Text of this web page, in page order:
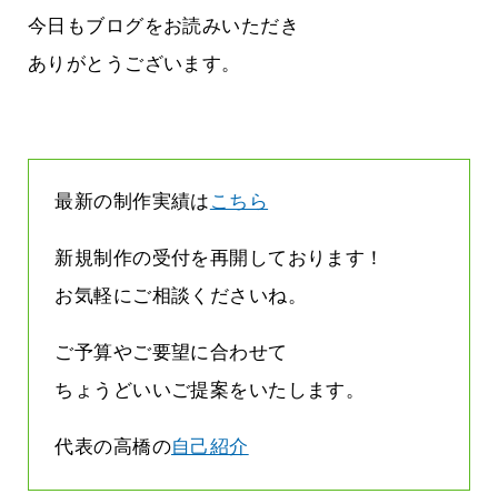
今日もブログをお読みいただき
ありがとうございます。
最新の制作実績は こちら
新規制作の受付を再開しております！
お気軽にご相談くださいね。
ご予算やご要望に合わせて
ちょうどいいご提案をいたします。
代表の高橋の自己紹介